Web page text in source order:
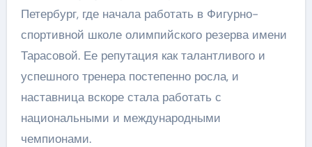
Петербург, где начала работать в Фигурно-
спортивной школе олимпийского резерва имени
Тарасовой. Ее репутация как талантливого и
успешного тренера постепенно росла, и
наставница вскоре стала работать с
национальными и международными
чемпионами.